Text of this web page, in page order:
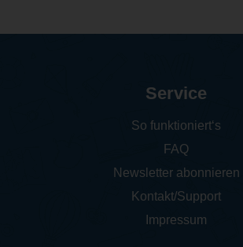
Service
So funktioniert‘s
FAQ
Newsletter abonnieren
Kontakt/Support
Impressum